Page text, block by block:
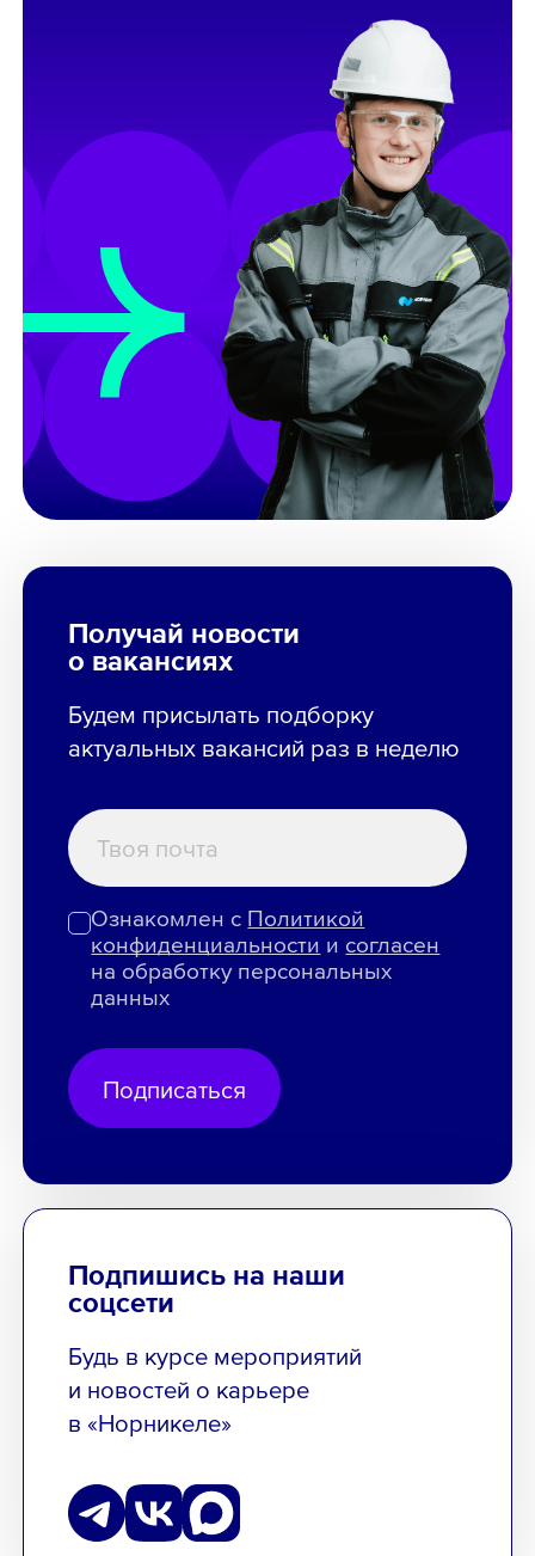
Получай новости
о вакансиях
Будем присылать подборку
актуальных вакансий раз в неделю
Ознакомлен с Политикой
конфиденциальности и согласен
на обработку персональных
данных
Подписаться
Подпишись на наши
соцсети
Будь в курсе мероприятий
и новостей о карьере
в «Норникеле»